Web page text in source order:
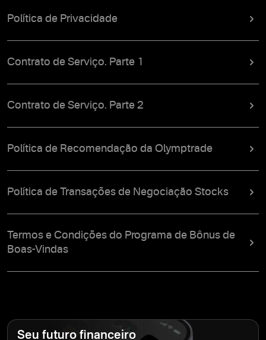
Política de Privacidade
Contrato de Serviço. Parte 1
Contrato de Serviço. Parte 2
Política de Recomendação da Olymptrade
Política de Transações de Negociação Stocks
Termos e Condições do Programa de Bônus de
Boas-Vindas
Seu futuro financeiro